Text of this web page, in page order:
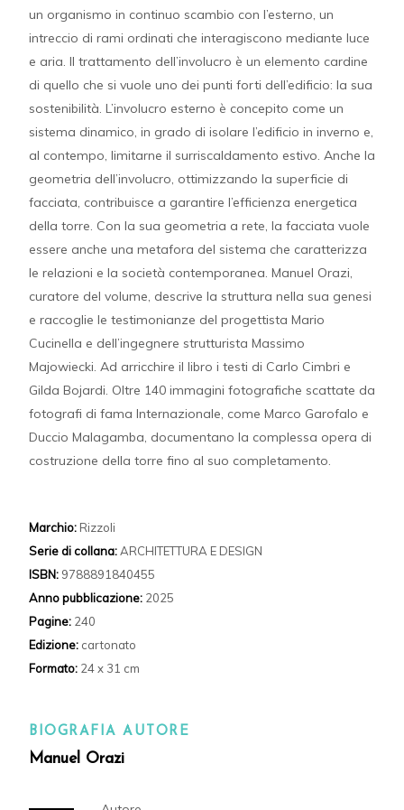
un organismo in continuo scambio con l’esterno, un
intreccio di rami ordinati che interagiscono mediante luce
e aria. Il trattamento dell’involucro è un elemento cardine
di quello che si vuole uno dei punti forti dell’edificio: la sua
sostenibilità. L’involucro esterno è concepito come un
sistema dinamico, in grado di isolare l’edificio in inverno e,
al contempo, limitarne il surriscaldamento estivo. Anche la
geometria dell’involucro, ottimizzando la superficie di
facciata, contribuisce a garantire l’efficienza energetica
della torre. Con la sua geometria a rete, la facciata vuole
essere anche una metafora del sistema che caratterizza
le relazioni e la società contemporanea. Manuel Orazi,
curatore del volume, descrive la struttura nella sua genesi
e raccoglie le testimonianze del progettista Mario
Cucinella e dell’ingegnere strutturista Massimo
Majowiecki. Ad arricchire il libro i testi di Carlo Cimbri e
Gilda Bojardi. Oltre 140 immagini fotografiche scattate da
fotografi di fama Internazionale, come Marco Garofalo e
Duccio Malagamba, documentano la complessa opera di
costruzione della torre fino al suo completamento.
Marchio: Rizzoli
Serie di collana:ARCHITETTURA E DESIGN
ISBN: 9788891840455
Anno pubblicazione: 2025
Pagine: 240
Edizione: cartonato
Formato: 24 x 31 cm
BIOGRAFIA AUTORE
Manuel Orazi